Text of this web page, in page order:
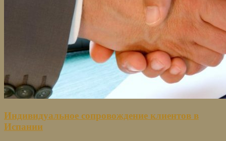
Индивидуальное сопровождение клиентов в
Испании